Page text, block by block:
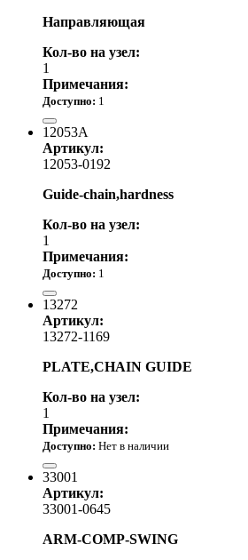
Направляющая
Кол-во на узел:
1
Примечания:
Доступно: 1
12053A
Артикул:
12053-0192
Guide-chain,hardness
Кол-во на узел:
1
Примечания:
Доступно: 1
13272
Артикул:
13272-1169
PLATE,CHAIN GUIDE
Кол-во на узел:
1
Примечания:
Доступно: Нет в наличии
33001
Артикул:
33001-0645
ARM-COMP-SWING